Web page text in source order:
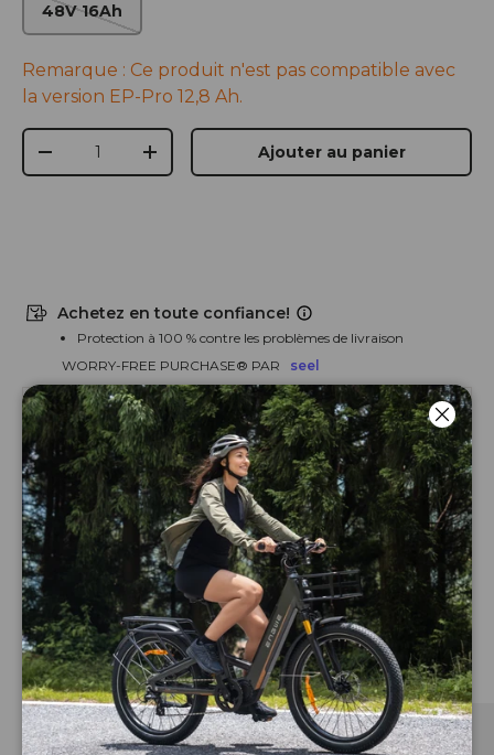
48V 16Ah
Remarque : Ce produit n'est pas compatible avec
la version EP-Pro 12,8 Ah.
Qté
-
+ Ajouter au panier
Achetez en toute confiance!
Protection à 100 % contre les problèmes de livraison
WORRY-FREE PURCHASE® PAR
seel
FAQ
Vous aimerez aussi
Voir tout